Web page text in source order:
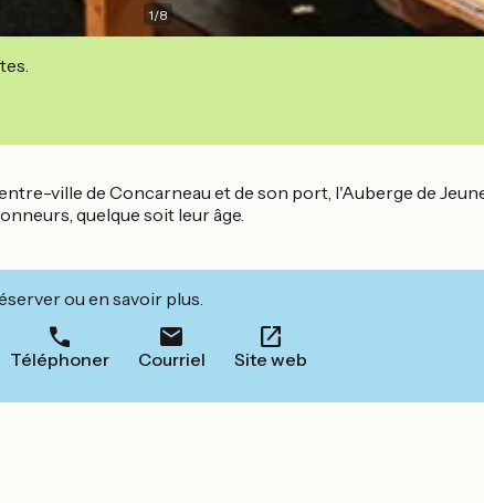
1/8
ville de Concarneau et de son port, l'Auberge de
quelque soit leur âge.
ou en savoir plus.
Téléphoner Courriel Site web